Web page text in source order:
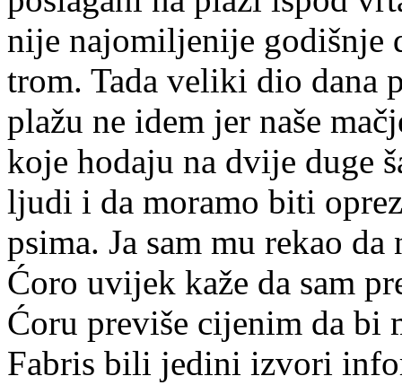
nije najomiljenije godišnje
trom. Tada veliki dio dana
plažu ne idem jer naše
koje hodaju na dvije duge
ljudi i da moramo biti
psima. Ja sam mu rekao
Ćoro uvijek kaže da sam
Ćoru previše cijenim da bi
Fabris bili jedini izvori